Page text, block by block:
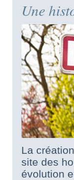
Une
La
site des
évolution